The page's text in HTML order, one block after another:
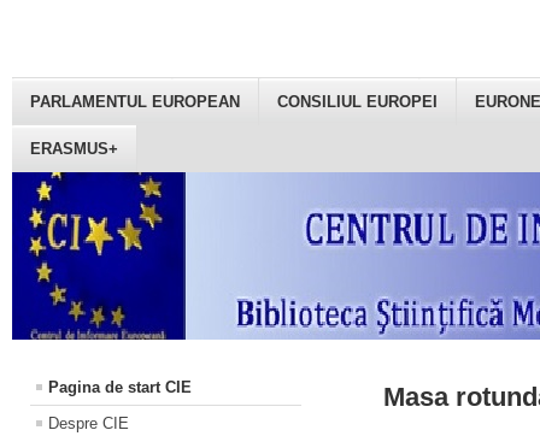
PARLAMENTUL EUROPEAN CONSILIUL EUROPEI
ERASMUS+
Pagina de start CIE
Despre CIE
Masa